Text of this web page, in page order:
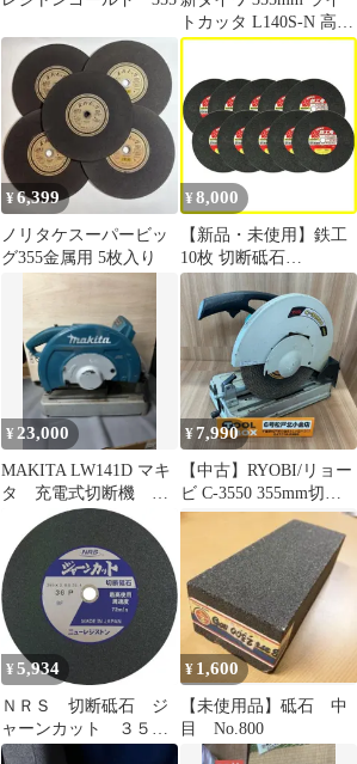
トカッタ L140S-N 高速
切断機
¥6,399
ノリタケスーパービッ
グ355金属用 5枚入り
¥ 8,000
【新品・未使用】鉄工
10枚 切断砥石
355×3.0×25.4mm
SK11(エスケー11)
¥ 23,000
MAKITA LW141D マキ
タ 充電式切断機
355mm 本体のみ
¥7,990
【中古】RYOBI/リョー
ビ C-3550 355mm切断
機※商品説明要確認
¥ 5,934
ＮＲＳ 切断砥石 ジ
ャーンカット ３５５×
３×２５．４ ３６Ｐ 5
¥ 1,600
【未使用品】砥石 中
目 No.800